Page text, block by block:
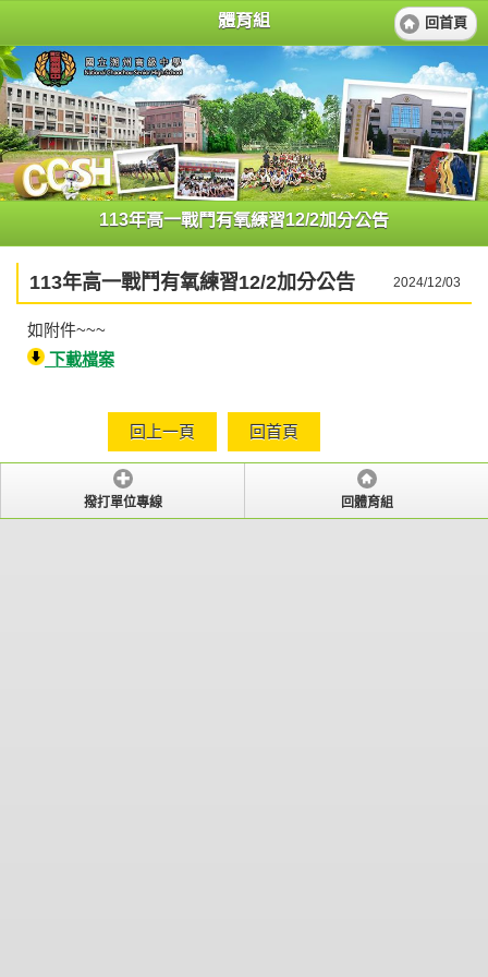
體育組 回首頁
113年高一戰鬥有氧練習12/2加分公告
113年高一戰鬥有氧練習12/2加分公告 2024/12/03
如附件~~~
下載檔案
回上一頁 回首頁
撥打單位專線 回體育組